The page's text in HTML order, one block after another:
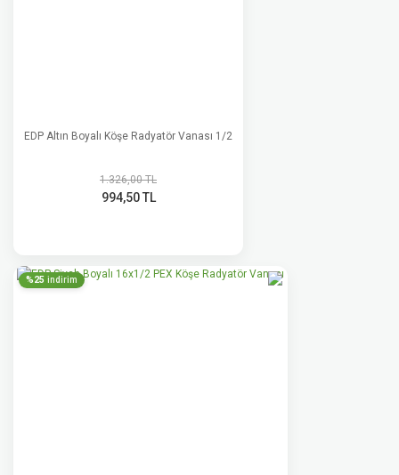
EDP Altın Boyalı Köşe Radyatör Vanası 1/2
1.326,00 TL
994,50 TL
%25 indirim